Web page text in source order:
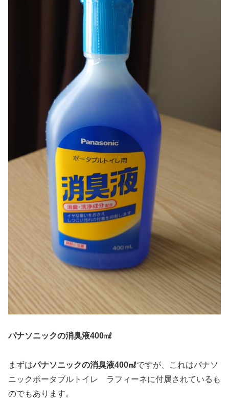
パナソニックの消臭液400㎖
まずはパナソニックの消臭液400㎖ですが、これはパナソ
ニックポータブルトイレ ラフィーネに付属されているも
のでもあります。